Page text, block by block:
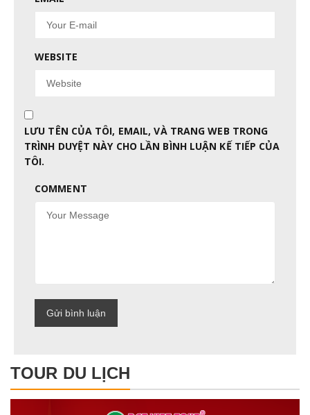
WEBSITE
LƯU TÊN CỦA TÔI, EMAIL, VÀ TRANG WEB TRONG
TRÌNH DUYỆT NÀY CHO LẦN BÌNH LUẬN KẾ TIẾP CỦA
TÔI.
COMMENT
TOUR DU LỊCH